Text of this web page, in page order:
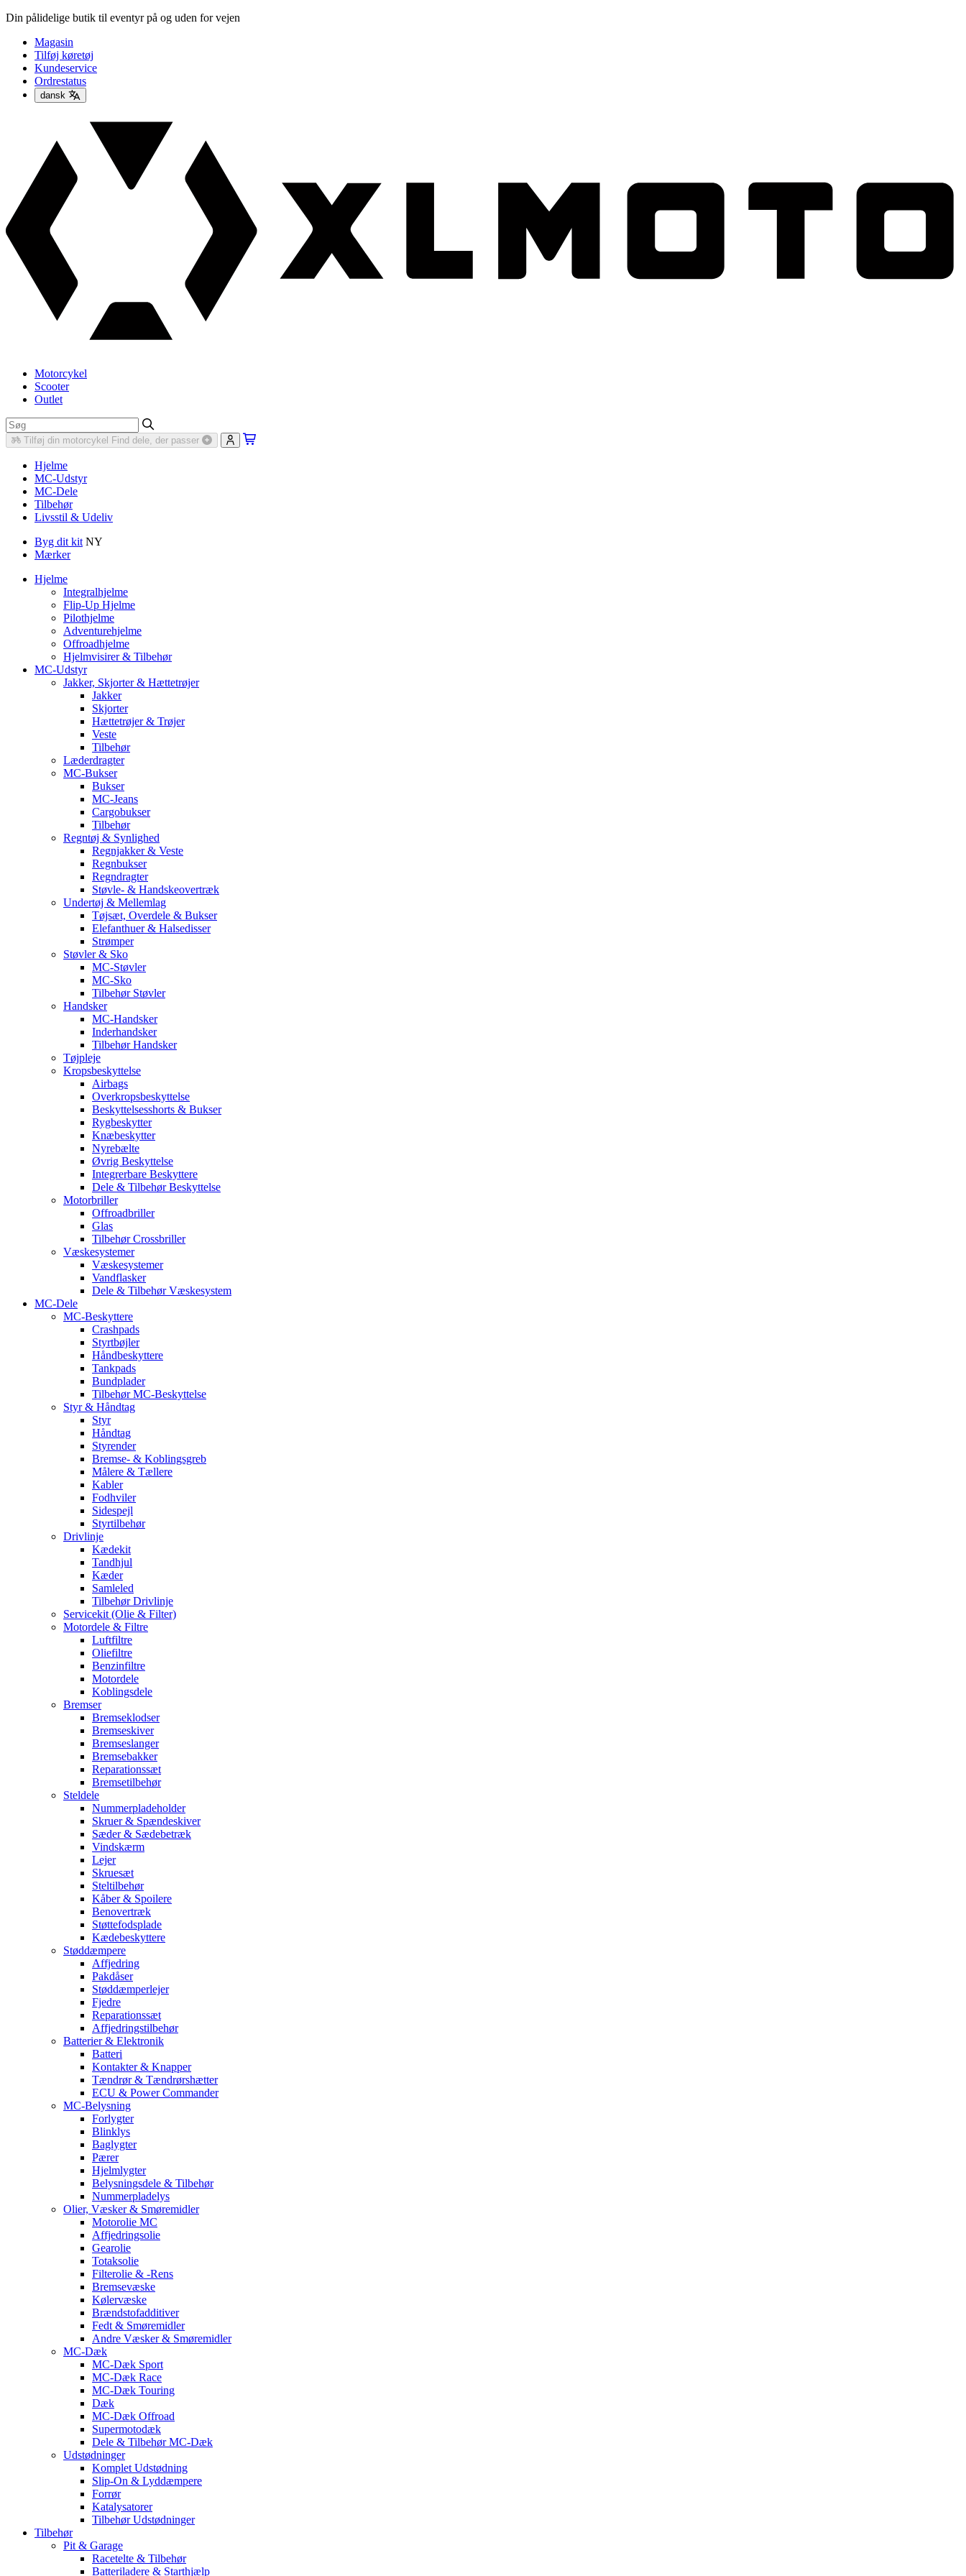
Din pålidelige butik til eventyr på og uden for vejen
Magasin
Tilføj køretøj
Kundeservice
Ordrestatus
dansk
Motorcykel
Scooter
Outlet
Tilføj din motorcykel Find dele, der passer
Hjelme
MC-Udstyr
MC-Dele
Tilbehør
Livsstil & Udeliv
Byg dit kit NY
Mærker
Hjelme
Integralhjelme
Flip-Up Hjelme
Pilothjelme
Adventurehjelme
Offroadhjelme
Hjelmvisirer & Tilbehør
MC-Udstyr
Jakker, Skjorter & Hættetrøjer
Jakker
Skjorter
Hættetrøjer & Trøjer
Veste
Tilbehør
Læderdragter
MC-Bukser
Bukser
MC-Jeans
Cargobukser
Tilbehør
Regntøj & Synlighed
Regnjakker & Veste
Regnbukser
Regndragter
Støvle- & Handskeovertræk
Undertøj & Mellemlag
Tøjsæt, Overdele & Bukser
Elefanthuer & Halsedisser
Strømper
Støvler & Sko
MC-Støvler
MC-Sko
Tilbehør Støvler
Handsker
MC-Handsker
Inderhandsker
Tilbehør Handsker
Tøjpleje
Kropsbeskyttelse
Airbags
Overkropsbeskyttelse
Beskyttelsesshorts & Bukser
Rygbeskytter
Knæbeskytter
Nyrebælte
Øvrig Beskyttelse
Integrerbare Beskyttere
Dele & Tilbehør Beskyttelse
Motorbriller
Offroadbriller
Glas
Tilbehør Crossbriller
Væskesystemer
Væskesystemer
Vandflasker
Dele & Tilbehør Væskesystem
MC-Dele
MC-Beskyttere
Crashpads
Styrtbøjler
Håndbeskyttere
Tankpads
Bundplader
Tilbehør MC-Beskyttelse
Styr & Håndtag
Styr
Håndtag
Styrender
Bremse- & Koblingsgreb
Målere & Tællere
Kabler
Fodhviler
Sidespejl
Styrtilbehør
Drivlinje
Kædekit
Tandhjul
Kæder
Samleled
Tilbehør Drivlinje
Servicekit (Olie & Filter)
Motordele & Filtre
Luftfiltre
Oliefiltre
Benzinfiltre
Motordele
Koblingsdele
Bremser
Bremseklodser
Bremseskiver
Bremseslanger
Bremsebakker
Reparationssæt
Bremsetilbehør
Steldele
Nummerpladeholder
Skruer & Spændeskiver
Sæder & Sædebetræk
Vindskærm
Lejer
Skruesæt
Steltilbehør
Kåber & Spoilere
Benovertræk
Støttefodsplade
Kædebeskyttere
Støddæmpere
Affjedring
Pakdåser
Støddæmperlejer
Fjedre
Reparationssæt
Affjedringstilbehør
Batterier & Elektronik
Batteri
Kontakter & Knapper
Tændrør & Tændrørshætter
ECU & Power Commander
MC-Belysning
Forlygter
Blinklys
Baglygter
Pærer
Hjelmlygter
Belysningsdele & Tilbehør
Nummerpladelys
Olier, Væsker & Smøremidler
Motorolie MC
Affjedringsolie
Gearolie
Totaksolie
Filterolie & -Rens
Bremsevæske
Kølervæske
Brændstofadditiver
Fedt & Smøremidler
Andre Væsker & Smøremidler
MC-Dæk
MC-Dæk Sport
MC-Dæk Race
MC-Dæk Touring
Dæk
MC-Dæk Offroad
Supermotodæk
Dele & Tilbehør MC-Dæk
Udstødninger
Komplet Udstødning
Slip-On & Lyddæmpere
Forrør
Katalysatorer
Tilbehør Udstødninger
Tilbehør
Pit & Garage
Racetelte & Tilbehør
Batteriladere & Starthjælp